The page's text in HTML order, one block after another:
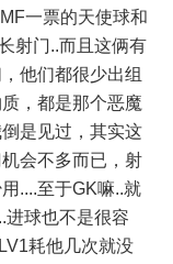
一票的天使球和
射门..而且这俩有
他们都很少出组
，都是那个恶魔
是见过，其实这
会不多而已，射
....至于GK嘛..就
进球也不是很容
耗他几次就没